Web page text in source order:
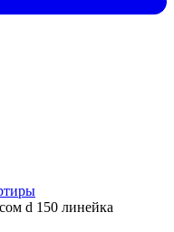
d 150 линейка